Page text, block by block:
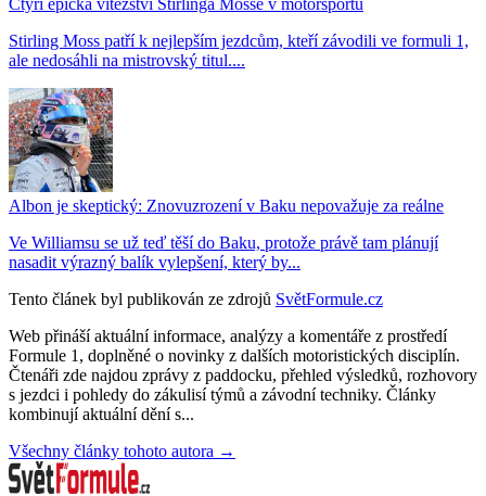
Stirling Moss patří k nejlepším jezdcům, kteří závodili ve formuli 1,
ale nedosáhli na mistrovský titul....
Albon je skeptický: Znovuzrození v Baku nepovažuje za reálne
Ve Williamsu se už teď těší do Baku, protože právě tam plánují
nasadit výrazný balík vylepšení, který by...
Tento článek byl publikován ze zdrojů SvětFormule.cz
Web přináší aktuální informace, analýzy a komentáře z prostředí
Formule 1, doplněné o novinky z dalších motoristických disciplín.
Čtenáři zde najdou zprávy z paddocku, přehled výsledků, rozhovory
s jezdci i pohledy do zákulisí týmů a závodní techniky. Články
kombinují aktuální dění s...
Všechny články tohoto autora →